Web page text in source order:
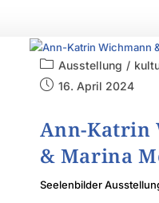
Ausstellung /
16. April 2024
Ann-Katrin
& Marina
Seelenbilder